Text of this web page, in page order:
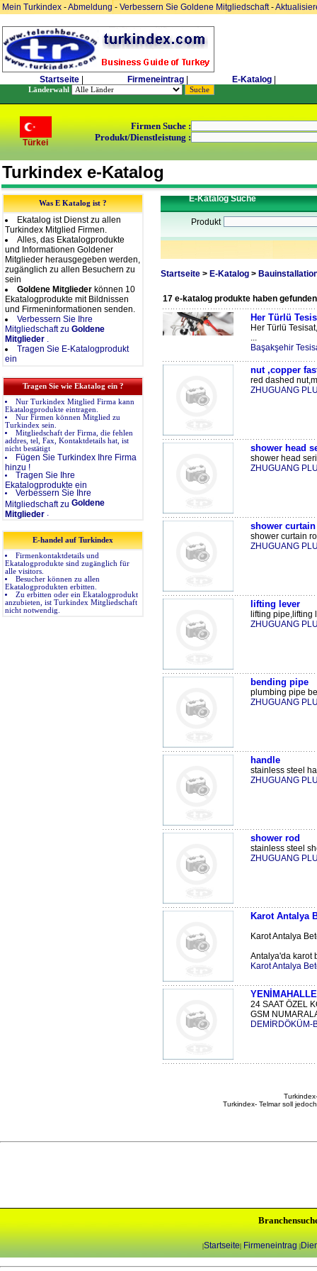
Mein Turkindex -Abmeldung- Verbessern Sie Goldene Mitgliedschaft-
Startseite Firmeneintrag E-Katalog
Länderwahl
Türkei
Firmen Suche :
Produkt/Dienstleistung :
Turkindex e-Katalog
Was E Katalog ist ?
Ekatalog ist Dienst zu allen
Turkindex Mitglied Firmen.
Alles, das Ekatalogprodukte
und Informationen Goldener
Mitglieder herausgegeben werden,
zugänglich zu allen Besuchern zu
sein
Goldene Mitglieder können 10
Ekatalogprodukte mit Bildnissen
und Firmeninformationen senden.
Verbessern Sie Ihre
Mitgliedschaft zu Goldene
Mitglieder .
Tragen Sie E-Katalogprodukt
ein
Tragen Sie wie Ekatalog ein ?
Nur Turkindex Mitglied Firma kann
Ekatalogprodukte eintragen.
Nur Firmen können Mitglied zu
Turkindex sein.
Mitgliedschaft der Firma, die fehlen
addres, tel, Fax, Kontaktdetails hat, ist
nicht bestätigt
Fügen Sie Turkindex Ihre Firma
hinzu !
Tragen Sie Ihre
Ekatalogprodukte ein
Verbessern Sie Ihre
Mitgliedschaft zu Goldene
Mitglieder .
E-handel auf Turkindex
Firmenkontaktdetails und
Ekatalogprodukte sind zugänglich für
alle visitors.
Besucher können zu allen
Ekatalogprodukten erbitten.
Zu erbitten oder ein Ekatalogprodukt
anzubieten, ist Turkindex Mitgliedschaft
nicht notwendig.
E-Katalog Suche
Produkt
Startseite > E-Katalog>
17 e-katalog produkte haben gefunden
Her Türlü
Her Türlü
...
Başakşehir
nut ,copper
red dashed
ZHUGUANG
shower head
shower head
ZHUGUANG
shower
shower curtain
ZHUGUANG
lifting lever
lifting pipe,lifting
ZHUGUANG
bending pipe
plumbing pipe
ZHUGUANG
handle
stainless steel
ZHUGUANG
shower rod
stainless steel
ZHUGUANG
Karot Antalya
Karot Antalya
Antalya'da karot
Karot Antalya
24 SAAT ÖZEL
GSM
DEMİRDÖKÜM-
Turkindex- Telmar soll
|Startseite| Firmeneintrag |